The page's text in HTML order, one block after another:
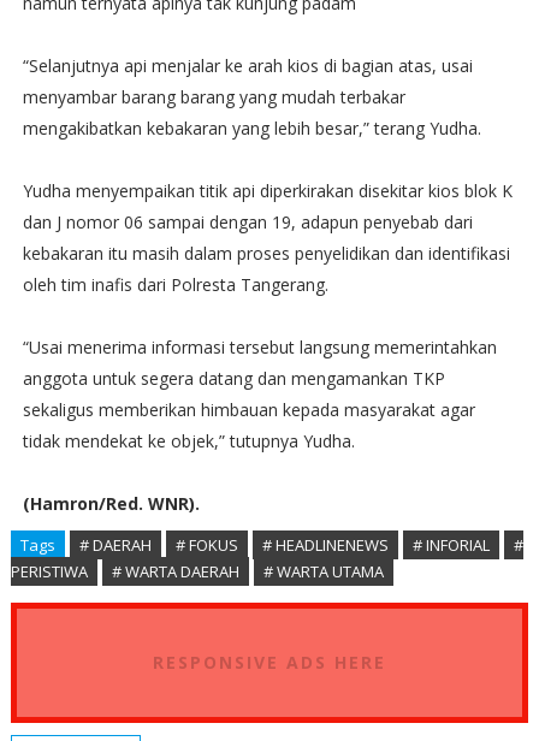
“Selanjutnya api menjalar ke arah kios di bagian atas, usai
menyambar barang barang yang mudah terbakar
mengakibatkan kebakaran yang lebih besar,” terang Yudha.
Yudha menyempaikan titik api diperkirakan disekitar kios blok K
dan J nomor 06 sampai dengan 19, adapun penyebab dari
kebakaran itu masih dalam proses penyelidikan dan identifikasi
oleh tim inafis dari Polresta Tangerang.
“Usai menerima informasi tersebut langsung memerintahkan
anggota untuk segera datang dan mengamankan TKP
sekaligus memberikan himbauan kepada masyarakat agar
tidak mendekat ke objek,” tutupnya Yudha.
(Hamron/Red. WNR).
Tags # DAERAH # FOKUS # HEADLINENEWS # INFORIAL
#
PERISTIWA
# WARTA DAERAH # WARTA UTAMA
RESPONSIVE ADS HERE